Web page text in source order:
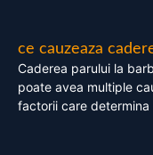
ce cauzeaza
Caderea parului la
poate avea multiple
factorii care determina